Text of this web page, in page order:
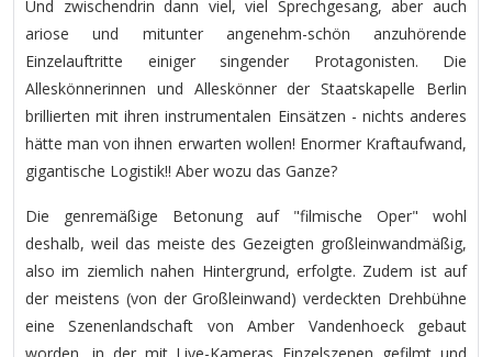
Und zwischendrin dann viel, viel Sprechgesang, aber auch
ariose und mitunter angenehm-schön anzuhörende
Einzelauftritte einiger singender Protagonisten. Die
Alleskönnerinnen und Alleskönner der Staatskapelle Berlin
brillierten mit ihren instrumentalen Einsätzen - nichts anderes
hätte man von ihnen erwarten wollen! Enormer Kraftaufwand,
gigantische Logistik!! Aber wozu das Ganze?
Die genremäßige Betonung auf "filmische Oper" wohl
deshalb, weil das meiste des Gezeigten großleinwandmäßig,
also im ziemlich nahen Hintergrund, erfolgte. Zudem ist auf
der meistens (von der Großleinwand) verdeckten Drehbühne
eine Szenenlandschaft von Amber Vandenhoeck gebaut